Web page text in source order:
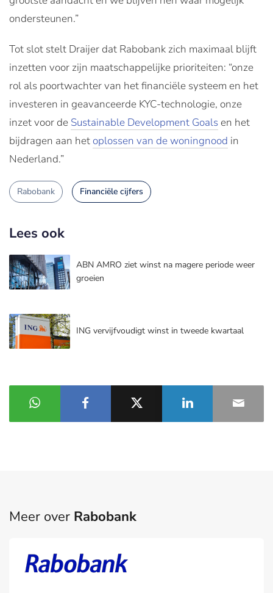
ondersteunen.”
Tot slot stelt Draijer dat Rabobank zich maximaal blijft
inzetten voor zijn maatschappelijke prioriteiten: “onze
rol als poortwachter van het financiële systeem en het
investeren in geavanceerde KYC-technologie, onze
inzet voor de Sustainable Development Goals en het
bijdragen aan hetoplossen van de woningnood in
Nederland.”
Rabobank Financiële cijfers
Lees ook
ABN AMRO ziet winst na magere periode weer
groeien
ING vervijfvoudigt winst in tweede kwartaal
Meer over Rabobank